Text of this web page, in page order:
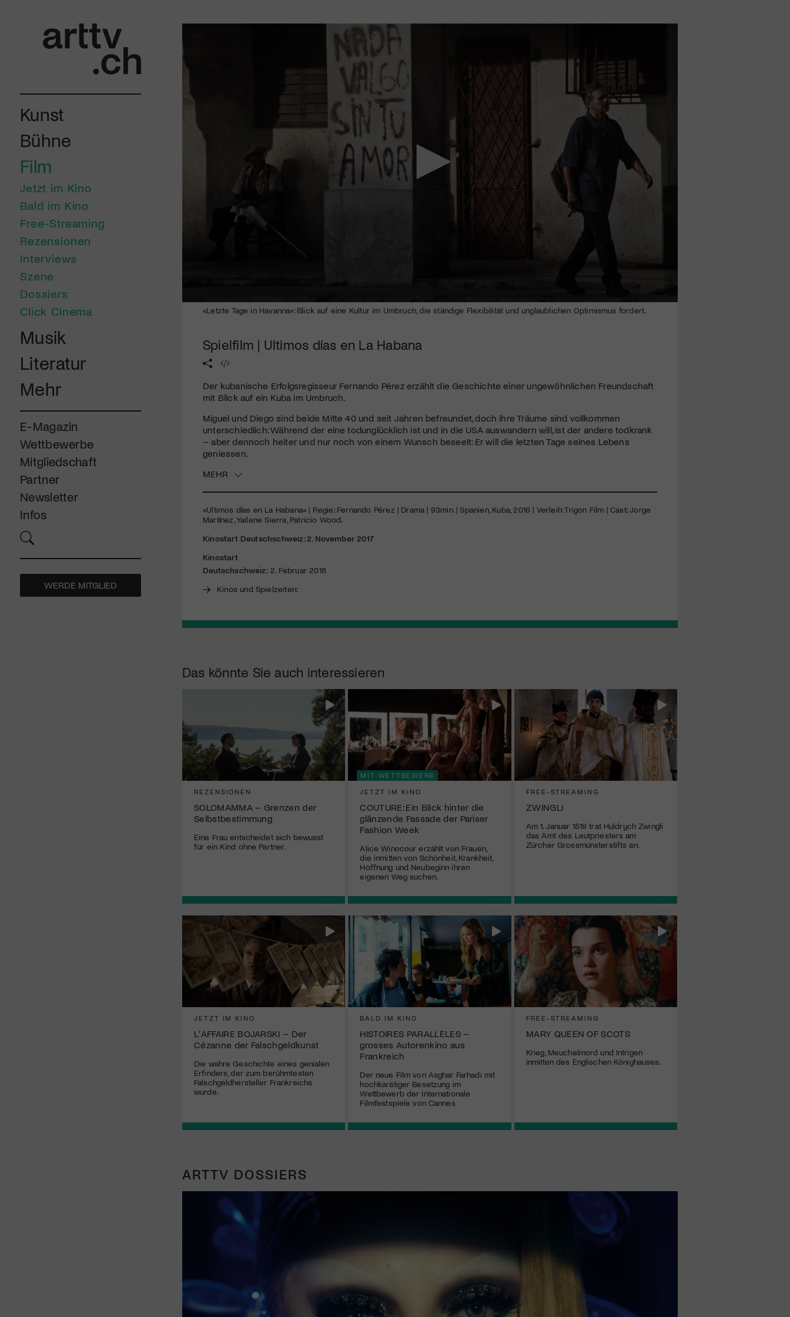
Kunst
Bühne
Film
Jetzt im Kino
Bald im Kino
Free-Streaming
Rezensionen
Interviews
Szene
Dossiers
Click Cinema
Musik
Literatur
Mehr
E-Magazin
Wettbewerbe
Mitgliedschaft
Partner
Newsletter
Infos
WERDE MITGLIED
seconds
minute,
seconds
Volume
«Letzte Tage in Havanna»: Blick auf eine Kultur im Umbruch, die ständige Flexibilität und unglaublichen Optimismus fordert.
Spielfilm | Ultimos días en La Habana
Der kubanische Erfolgsregisseur Fernando Pérez erzählt die Geschichte einer ungewöhnlichen Freundschaft
mit Blick auf ein Kuba im Umbruch.
Miguel und Diego sind beide Mitte 40 und seit Jahren befreundet, doch ihre Träume sind vollkommen
unterschiedlich: Während der eine todunglücklich ist und in die USAauswandern will, ist der andere todkrank
– aber dennoch heiter und nur noch von einem Wunsch beseelt: Er will die letzten Tage seines Lebens
geniessen.
MEHR
«Ultimos días en La Habana» | Regie: Fernando Pérez | Drama | 93min. | Spanien, Kuba, 2016 | Verleih: Trigon Film | Cast: Jorge
Martínez, Yailene Sierra, Patricio Wood.
Kinostart Deutschschweiz: 2. November 2017
Kinostart
Deutschschweiz:2. Februar 2018
Kinos und Spielzeiten:
Das könnte Sie auch interessieren
REZENSIONEN
SOLOMAMMA – Grenzen der
Selbstbestimmung
Eine Frau entscheidet sich bewusst
für ein Kind ohne Partner.
MIT WETTBEWERB
JETZT IM KINO
COUTURE: Ein Blick hinter die
glänzende Fassade der Pariser
Fashion Week
Alice Winocour erzählt von Frauen,
die inmitten von Schönheit, Krankheit,
Hoffnung und Neubeginn ihren
eigenen Weg suchen.
FREE-STREAMING
ZWINGLI
Am 1. Januar 1519 trat Huldrych Zwingli
das Amt des Leutpriesters am
Zürcher Grossmünsterstifts an.
JETZT IM KINO
L'AFFAIRE BOJARSKI – Der
Cézanne der Falschgeldkunst
Die wahre Geschichte eines genialen
Erfinders, der zum berühmtesten
Falschgeldhersteller Frankreichs
wurde.
BALD IM KINO
HISTOIRES PARALLÈLES –
grosses Autorenkino aus
Frankreich
Der neue Film von Asghar Farhadi mit
hochkarätiger Besetzung im
Wettbewerb der Internationale
Filmfestspiele von Cannes
FREE-STREAMING
MARY QUEEN OF SCOTS
Krieg, Meuchelmord und Intrigen
inmitten des Englischen Könighauses.
ARTTV DOSSIERS
Mach mit: «Be Part of the Art»!
diversen Kulturevents.